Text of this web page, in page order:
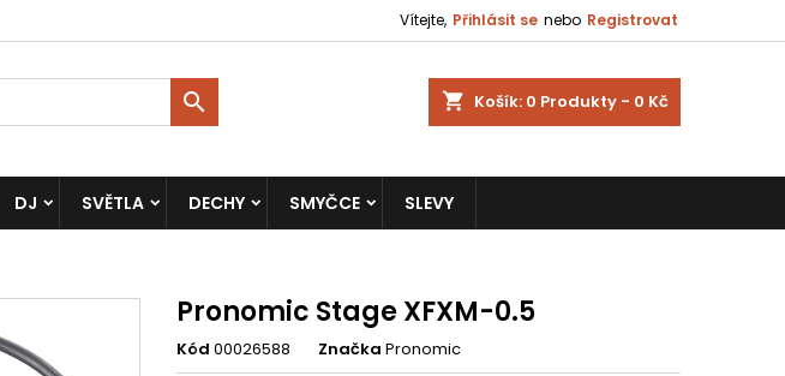
Vítejte, Přihlásit se nebo Registrovat
shopping_cart Košík: 0 Produkty - 0 Kč

DJ SVĚTLA DECHY SMYČCE SLEVY
Pronomic Stage XFXM-0.5
Kód 00026588 Značka Pronomic